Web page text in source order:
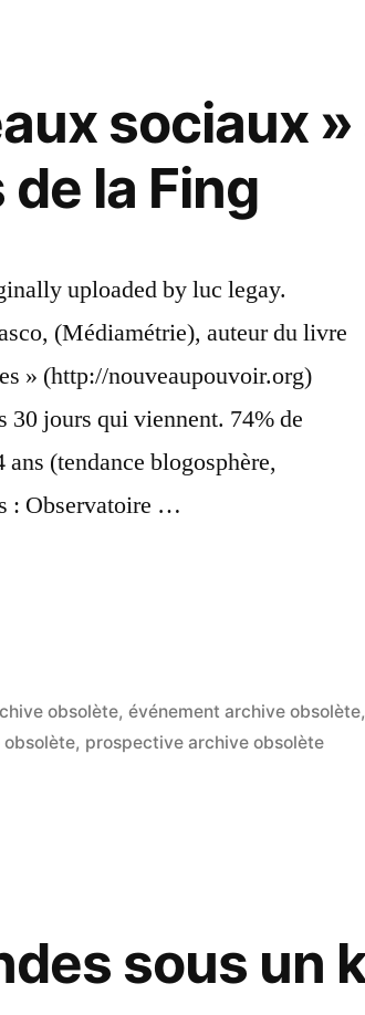
sociaux »
la Fing
uploaded by luc legay.
(Médiamétrie), auteur du livre
» (http://nouveaupouvoir.org)
30 jours qui viennent. 74% de
(tendance blogosphère,
: Observatoire …
obsolète,événement archive obsolète,
obsolète, prospective archive obsolète
sous un